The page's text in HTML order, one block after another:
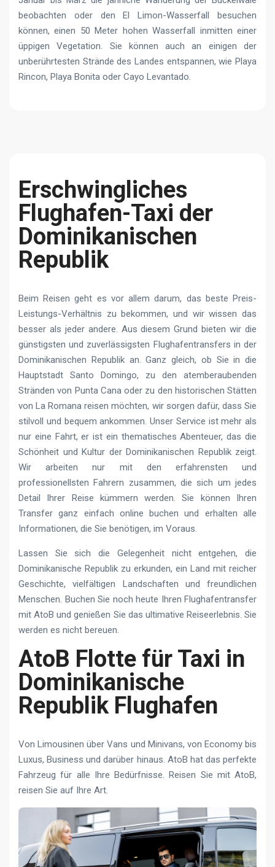
beobachten oder den El Limon-Wasserfall besuchen
können, einen 50 Meter hohen Wasserfall inmitten einer
üppigen Vegetation. Sie können auch an einigen der
unberührtesten Strände des Landes entspannen, wie Playa
Rincon, Playa Bonita oder Cayo Levantado.
Erschwingliches
Flughafen-Taxi der
Dominikanischen
Republik
Beim Reisen geht es vor allem darum, das beste Preis-
Leistungs-Verhältnis zu bekommen, und wir wissen das
besser als jeder andere. Aus diesem Grund bieten wir die
günstigsten und zuverlässigsten Flughafentransfers in der
Dominikanischen Republik an. Ganz gleich, ob Sie in die
Hauptstadt Santo Domingo, zu den atemberaubenden
Stränden von Punta Cana oder zu den historischen Stätten
von La Romana reisen möchten, wir sorgen dafür, dass Sie
stilvoll und bequem ankommen. Unser Service ist mehr als
nur eine Fahrt, er ist ein thematisches Abenteuer, das die
Schönheit und Kultur der Dominikanischen Republik zeigt.
Wir arbeiten nur mit den erfahrensten und
professionellsten Fahrern zusammen, die sich um jedes
Detail Ihrer Reise kümmern werden. Sie können Ihren
Transfer ganz einfach online buchen und erhalten alle
Informationen, die Sie benötigen, im Voraus.
Lassen Sie sich die Gelegenheit nicht entgehen, die
Dominikanische Republik zu erkunden, ein Land mit reicher
Geschichte, vielfältigen Landschaften und freundlichen
Menschen. Buchen Sie noch heute Ihren Flughafentransfer
mit AtoB und genießen Sie das ultimative Reiseerlebnis. Sie
werden es nicht bereuen.
AtoB Flotte für Taxi in
Dominikanische
Republik Flughafen
Von Limousinen über Vans und Minivans, von Economy bis
Luxus, Business und darüber hinaus. AtoB hat das perfekte
Fahrzeug für alle Ihre Bedürfnisse. Reisen Sie mit AtoB,
reisen Sie auf Ihre Art.